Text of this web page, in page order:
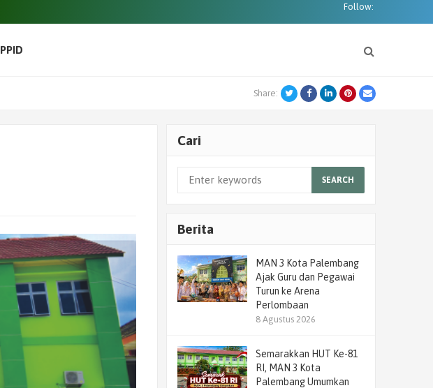
Follow:
PPID
Share: TwitterFacebookLinkedInPinterest
Email
Cari
SEARCH
Berita
MAN 3 Kota Palembang
Ajak Guru dan Pegawai
Turun ke Arena
Perlombaan
8 Agustus 2026
Semarakkan HUT Ke-81
RI, MAN 3 Kota
Palembang Umumkan